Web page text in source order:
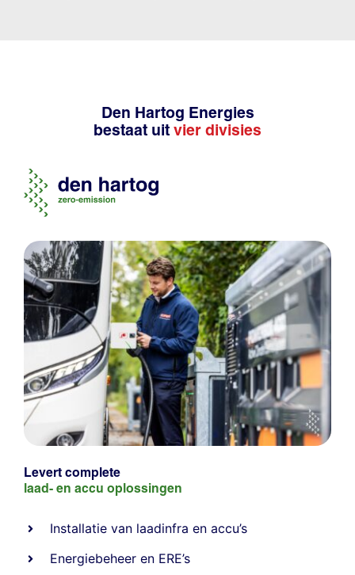
Den Hartog Energies
bestaat uit vier divisies
Levert complete
laad- en accu oplossingen
Installatie van laadinfra en accu’s
Energiebeheer en ERE’s